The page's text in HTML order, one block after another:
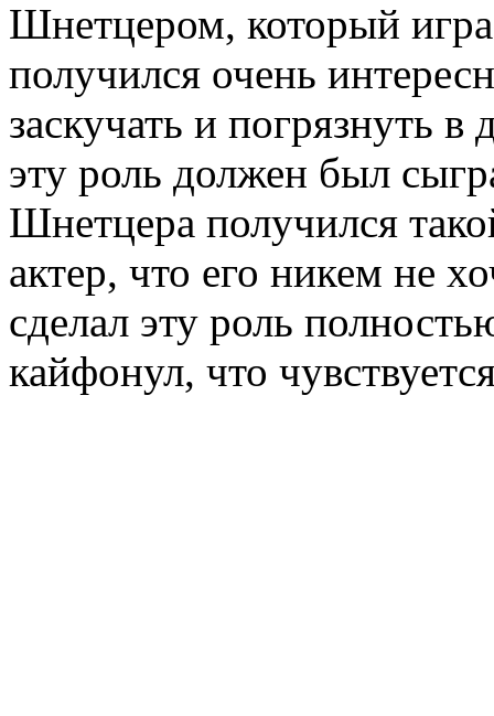
Шнетцером, который
получился очень
заскучать и погрязнуть
эту роль должен был
Шнетцера получился
актер, что его никем не
сделал эту роль
кайфонул, что